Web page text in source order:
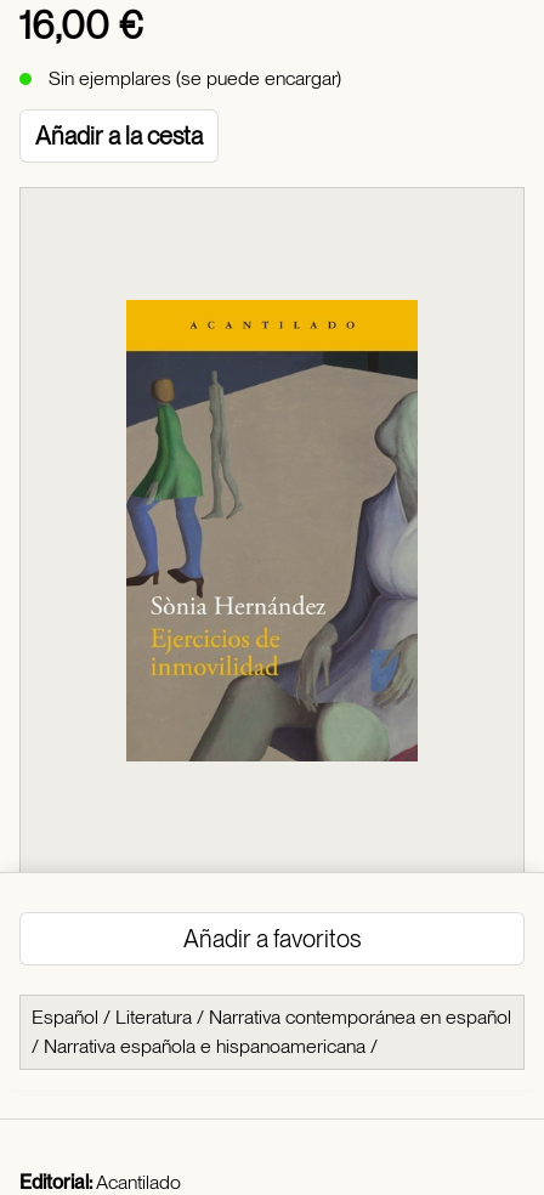
16,00 €
Sin ejemplares (se puede encargar)
Añadir a la cesta
Añadir a favoritos
Español / Literatura / Narrativa contemporánea en español
/ Narrativa española e hispanoamericana /
Editorial:Acantilado